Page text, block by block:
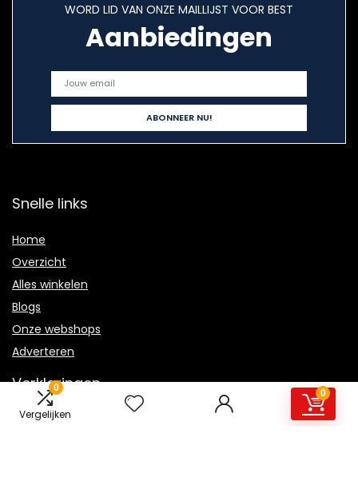
0
Vergelijken
0
WORD LID VAN ONZE MAILLIJST VOOR BEST
Aanbiedingen
Snelle links
Home
Overzicht
Alles winkelen
Blogs
Onze webshops
Adverteren
Verklaringen
Privacybeleid